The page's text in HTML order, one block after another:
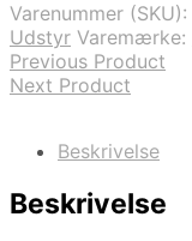
Varenummer (SKU):
Udstyr Varemærke:
Previous Product
Next Product
Beskrivelse
Beskrivelse